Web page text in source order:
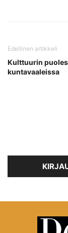
Edellinen artikkeli
Kulttuurin
kuntavaaleissa